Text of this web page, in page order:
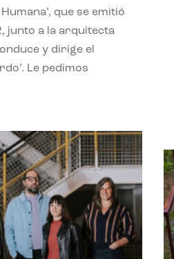
que se emitió
junto a la arquitecta
y dirige el
Le pedimos